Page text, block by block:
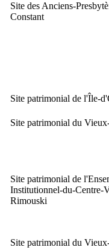
Site des Anciens-
Constant
Site patrimonial de l'Île-
Site patrimonial du
Site patrimonial de
Institutionnel-du-Centre-
Rimouski
Site patrimonial du